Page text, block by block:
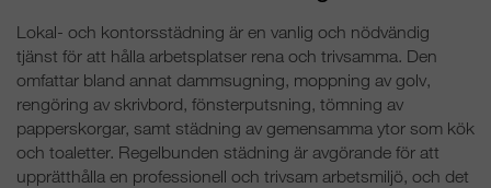
Lokal- och kontorsstädning är en vanlig och nödvändig
tjänst för att hålla arbetsplatser rena och trivsamma. Den
omfattar bland annat dammsugning, moppning av golv,
rengöring av skrivbord, fönsterputsning, tömning av
papperskorgar, samt städning av gemensamma ytor som kök
och toaletter. Regelbunden städning är avgörande för att
upprätthålla en professionell och trivsam arbetsmiljö, och det